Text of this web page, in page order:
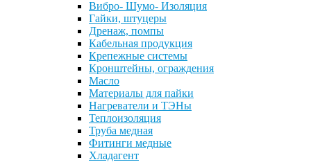
Вибро- Шумо- Изоляция
Гайки, штуцеры
Дренаж, помпы
Кабельная продукция
Крепежные системы
Кронштейны, ограждения
Масло
Материалы для пайки
Нагреватели и ТЭНы
Теплоизоляция
Труба медная
Фитинги медные
Хладагент